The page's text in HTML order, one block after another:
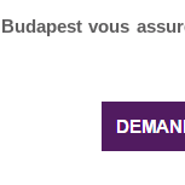
vous